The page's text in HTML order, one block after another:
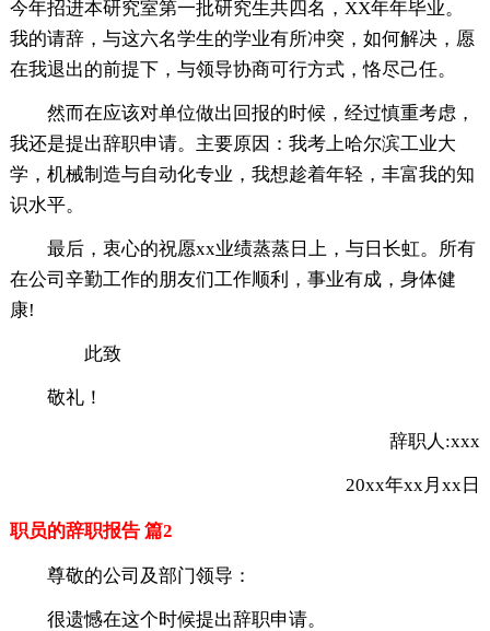
今年招进本研究室第一批研究生共四名，XX年年毕业。
我的请辞，与这六名学生的学业有所冲突，如何解决，愿
在我退出的前提下，与领导协商可行方式，恪尽己任。
然而在应该对单位做出回报的时候，经过慎重考虑，
我还是提出辞职申请。主要原因：我考上哈尔滨工业大
学，机械制造与自动化专业，我想趁着年轻，丰富我的知
识水平。
最后，衷心的祝愿xx业绩蒸蒸日上，与日长虹。所有
在公司辛勤工作的朋友们工作顺利，事业有成，身体健
康!
此致
敬礼！
辞职人:xxx
20xx年xx月xx日
职员的辞职报告 篇2
尊敬的公司及部门领导：
很遗憾在这个时候提出辞职申请。